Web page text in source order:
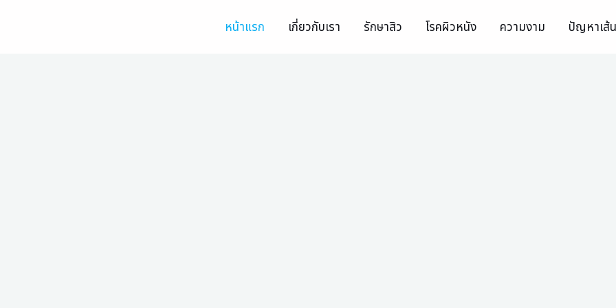
หน้าแรก เกี่ยวกับเรา รักษาสิว โรคผิวหนัง ความงาม ปัญหาเส้